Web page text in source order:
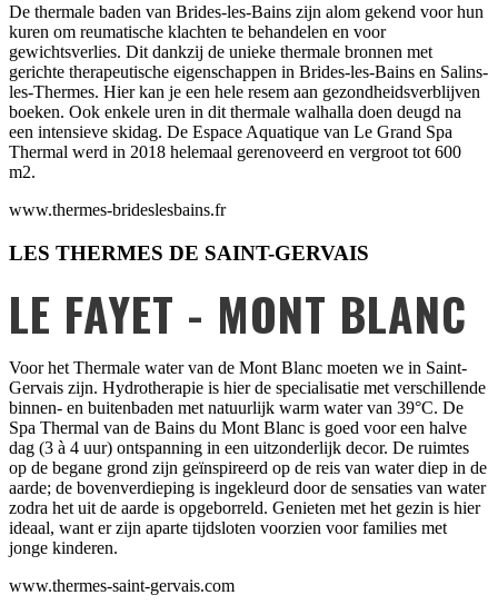
De thermale baden van Brides-les-Bains zijn alom gekend voor hun
kuren om reumatische klachten te behandelen en voor
gewichtsverlies. Dit dankzij de unieke thermale bronnen met
gerichte therapeutische eigenschappen in Brides-les-Bains en Salins-
les-Thermes. Hier kan je een hele resem aan gezondheidsverblijven
boeken. Ook enkele uren in dit thermale walhalla doen deugd na
een intensieve skidag. De Espace Aquatique van Le Grand Spa
Thermal werd in 2018 helemaal gerenoveerd en vergroot tot 600
m2.
www.thermes-brideslesbains.fr
LES THERMES DE SAINT-GERVAIS
LE FAYET - MONT BLANC
Voor het Thermale water van de Mont Blanc moeten we in Saint-
Gervais zijn. Hydrotherapie is hier de specialisatie met verschillende
binnen- en buitenbaden met natuurlijk warm water van 39°C. De
Spa Thermal van de Bains du Mont Blanc is goed voor een halve
dag (3 à 4 uur) ontspanning in een uitzonderlijk decor. De ruimtes
op de begane grond zijn geïnspireerd op de reis van water diep in de
aarde; de bovenverdieping is ingekleurd door de sensaties van water
zodra het uit de aarde is opgeborreld. Genieten met het gezin is hier
ideaal, want er zijn aparte tijdsloten voorzien voor families met
jonge kinderen.
www.thermes-saint-gervais.com